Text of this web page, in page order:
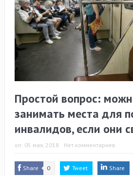
Простой вопрос:
занимать места для
инвалидов, если они
on: 05 мая, 2018 Нет комментариев
Share 0 Tweet Share